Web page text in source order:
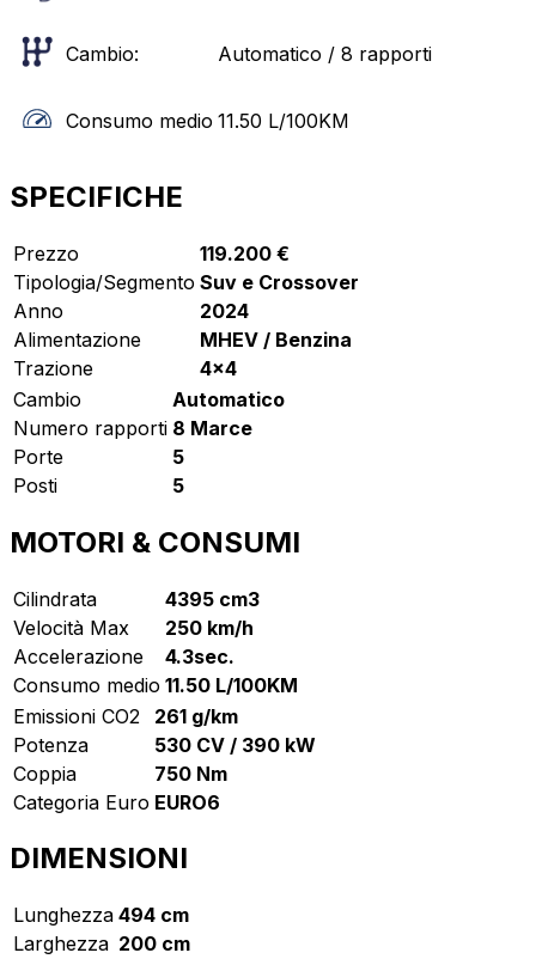
Cambio: Automatico / 8 rapporti
Consumo medio 11.50 L/100KM
SPECIFICHE
Prezzo
119.200 €
Tipologia/Segmento Suv e Crossover
Anno
2024
Alimentazione
MHEV / Benzina
Trazione
4x4
Cambio
Automatico
Numero rapporti 8 Marce
Porte
5
Posti
5
MOTORI & CONSUMI
Cilindrata
4395 cm3
Velocità Max
250 km/h
Accelerazione
4.3sec.
Consumo medio 11.50 L/100KM
Emissioni CO2
261 g/km
Potenza
530 CV / 390 kW
Coppia
750 Nm
Categoria Euro EURO6
DIMENSIONI
Lunghezza 494 cm
Larghezza 200 cm